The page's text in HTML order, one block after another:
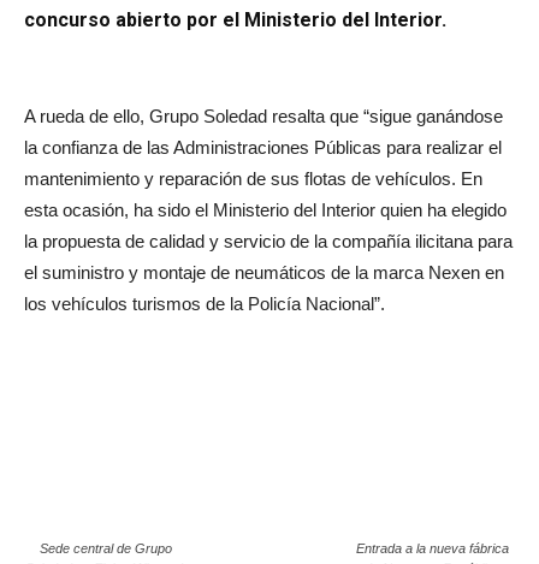
concurso abierto por el Ministerio del Interior.
A rueda de ello, Grupo Soledad resalta que “sigue ganándose
la confianza de las Administraciones Públicas para realizar el
mantenimiento y reparación de sus flotas de vehículos. En
esta ocasión, ha sido el Ministerio del Interior quien ha elegido
la propuesta de calidad y servicio de la compañía ilicitana para
el suministro y montaje de neumáticos de la marca Nexen en
los vehículos turismos de la Policía Nacional”.
Sede central de Grupo
Entrada a la nueva fábrica